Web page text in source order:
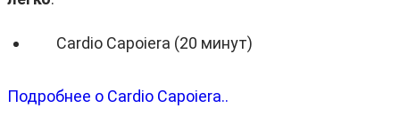
Cardio Capoiera (20 минут)
Подробнее о Cardio Capoiera..